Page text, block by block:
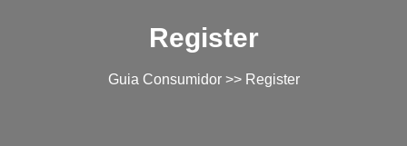
Register
Guia Consumidor>> Register